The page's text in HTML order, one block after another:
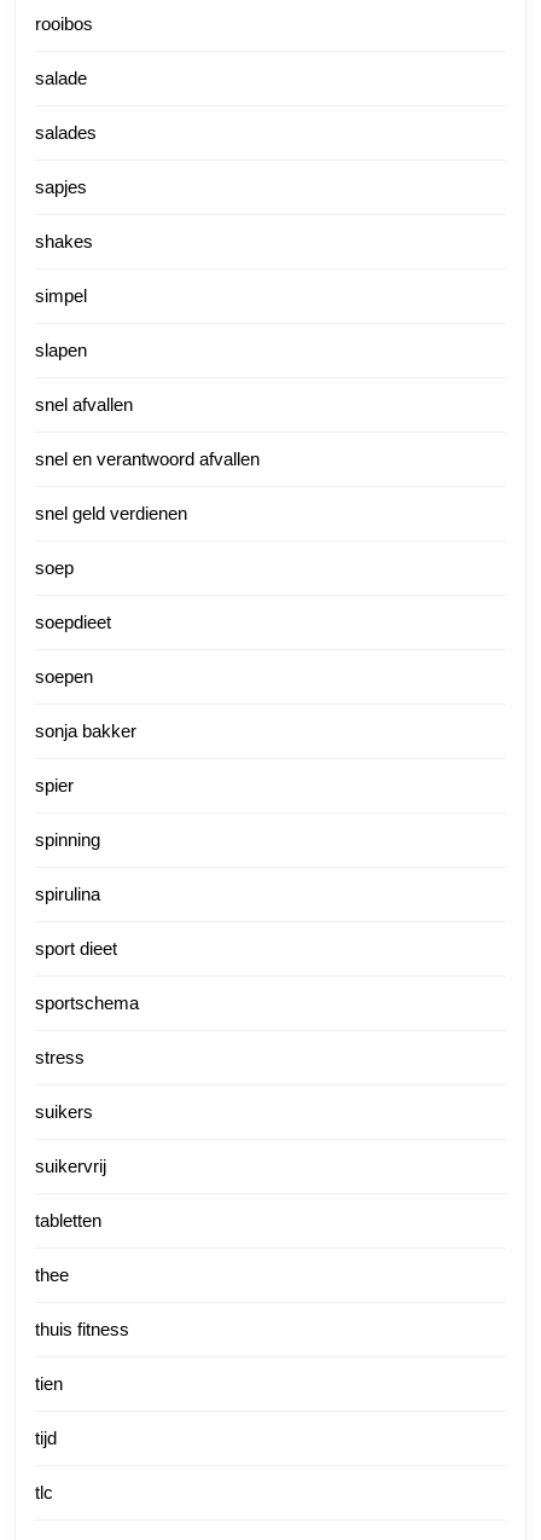
rooibos
salade
salades
sapjes
shakes
simpel
slapen
snel afvallen
snel en verantwoord afvallen
snel geld verdienen
soep
soepdieet
soepen
sonja bakker
spier
spinning
spirulina
sport dieet
sportschema
stress
suikers
suikervrij
tabletten
thee
thuis fitness
tien
tijd
tlc